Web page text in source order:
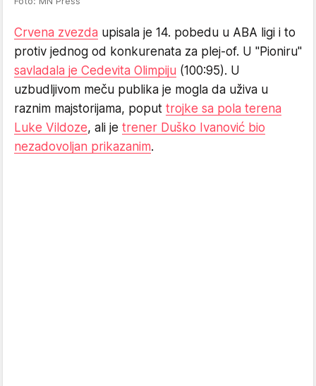
Crvena zvezda upisala je 14. pobedu u ABA ligi i to
protiv jednog od konkurenata za plej-of. U "Pioniru"
savladala je Cedevita Olimpiju (100:95). U
uzbudljivom meču publika je mogla da uživa u
raznim majstorijama, poput trojke sa pola terena
Luke Vildoze, ali je trener Duško Ivanović bio
nezadovoljan prikazanim.